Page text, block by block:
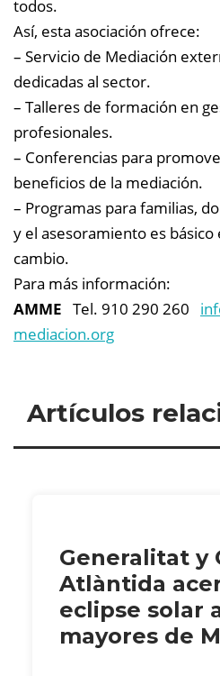
todos.
Así, esta asociación ofrece:
– Servicio de Mediación
dedicadas al sector.
– Talleres de formación en
profesionales.
– Conferencias para
beneficios de la mediación.
– Programas para familias,
y el asesoramiento es
cambio.
Para más información:
AMME Tel. 910 290 260
mediacion.org
Artículos
Generalitat y
Atlàntida
eclipse solar
mayores de